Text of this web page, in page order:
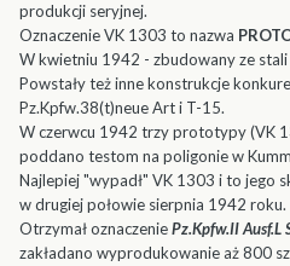
produkcji seryjnej.
Oznaczenie VK 1303 to nazwa
W kwietniu 1942 - zbudowany ze
Powstały też inne konstrukcje
Pz.Kpfw.38(t)neue Art i T-15.
W czerwcu 1942 trzy prototypy (VK
poddano testom na poligonie w
Najlepiej "wypadł" VK 1303 i to jego
w drugiej połowie sierpnia 1942 roku.
Otrzymał oznaczeniePz.Kpfw.II Ausf.L
zakładano wyprodukowanie aż 800